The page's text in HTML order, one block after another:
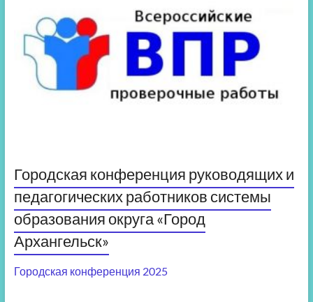
Городская конференция руководящих и
педагогических работников системы
образования округа «Город
Архангельск»
Городская конференция 2025